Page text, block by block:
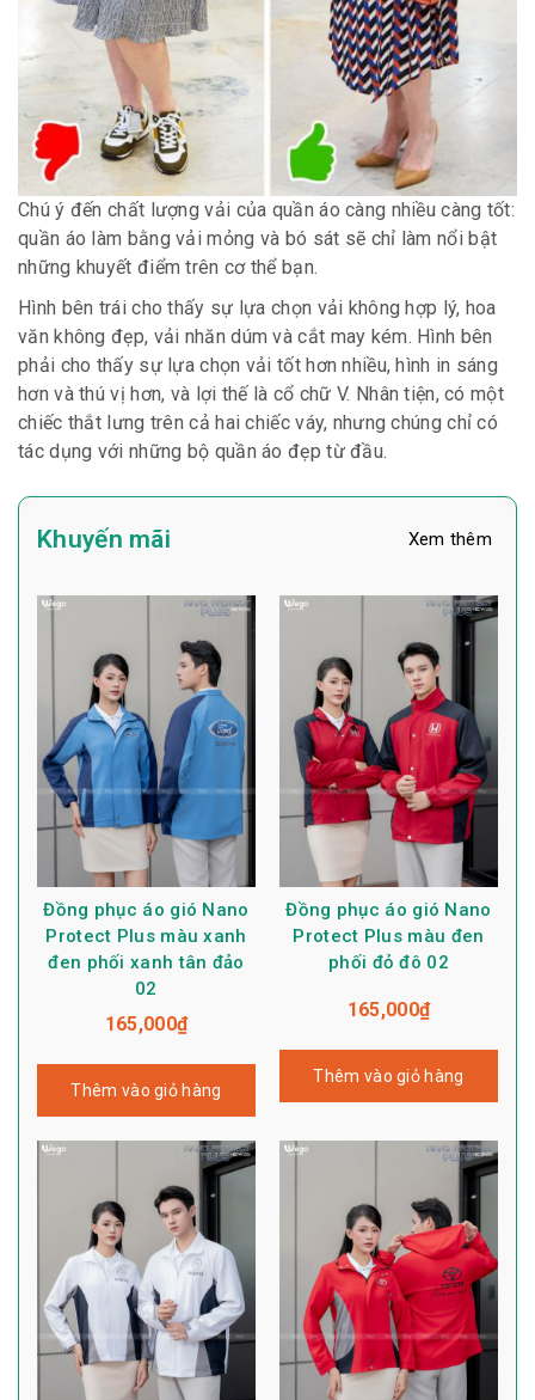
Chú ý đến chất lượng vải của quần áo càng nhiều càng tốt:
quần áo làm bằng vải mỏng và bó sát sẽ chỉ làm nổi bật
những khuyết điểm trên cơ thể bạn.
Hình bên trái cho thấy sự lựa chọn vải không hợp lý, hoa
văn không đẹp, vải nhăn dúm và cắt may kém. Hình bên
phải cho thấy sự lựa chọn vải tốt hơn nhiều, hình in sáng
hơn và thú vị hơn, và lợi thế là cổ chữ V. Nhân tiện, có một
chiếc thắt lưng trên cả hai chiếc váy, nhưng chúng chỉ có
tác dụng với những bộ quần áo đẹp từ đầu.
Khuyến mãi Xem thêm
Đồng phục áo gió Nano
Protect Plus màu xanh
đen phối xanh tân đảo
02
165,000₫
Thêm vào giỏ hàng
Đồng phục áo gió Nano
Protect Plus màu đen
phối đỏ đô 02
165,000₫
Thêm vào giỏ hàng